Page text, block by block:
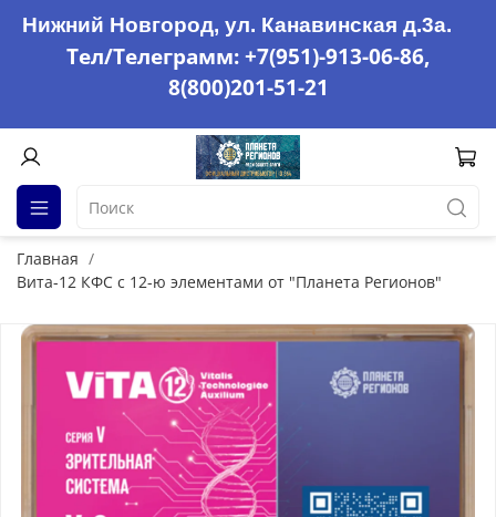
Нижний Новгород, ул. Канавинская д.3а.
Тел/Телеграмм: +7(951)-913-06-86,
8(800)201-51-21
Главная
Вита-12 КФС с 12-ю элементами от "Планета Регионов"